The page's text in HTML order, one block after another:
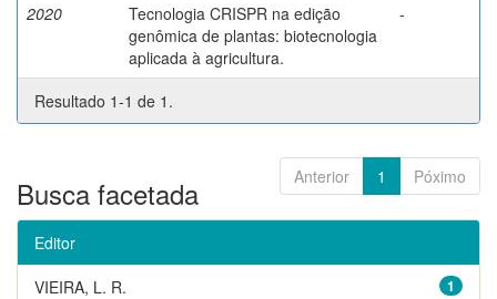
2020
Tecnologia CRISPR na edição
genômica de plantas: biotecnologia
aplicada à agricultura.
-
Resultado 1-1 de 1.
Anterior 1 Póximo
Busca facetada
Editor
1
VIEIRA, L. R.